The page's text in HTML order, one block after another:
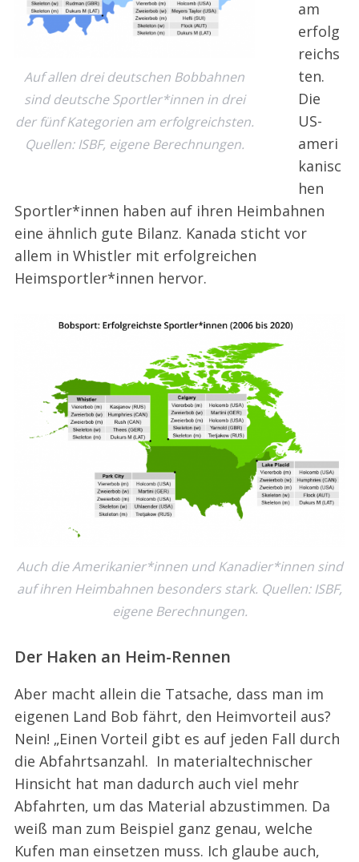
Auf allen drei deutschen Bobbahnen
sind deutsche Sportler*innen in drei
der fünf Kategorien am erfolgreichsten.
Quellen: ISBF, eigene Berechnungen.
am
erfolg
reichs
ten.
Die
US-
ameri
kanisc
hen
Sportler*innen haben auf ihren Heimbahnen
eine ähnlich gute Bilanz. Kanada sticht vor
allem in Whistler mit erfolgreichen
Heimsportler*innen hervor.
Auch die Amerikanier*innen und Kanadier*innen sind
auf ihren Heimbahnen besonders stark. Quellen: ISBF,
eigene Berechnungen.
Der Haken an Heim-Rennen
Aber macht allein die Tatsache, dass man im
eigenen Land Bob fährt, den Heimvorteil aus?
Nein! „Einen Vorteil gibt es auf jeden Fall durch
die Abfahrtsanzahl. In materialtechnischer
Hinsicht hat man dadurch auch viel mehr
Abfahrten, um das Material abzustimmen. Da
weiß man zum Beispiel ganz genau, welche
Kufen man einsetzen muss. Ich glaube auch,